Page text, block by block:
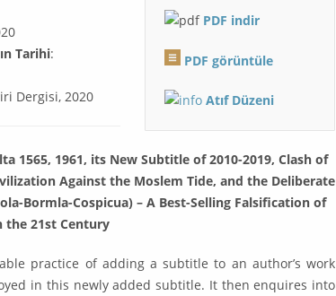
Tarihi:
Dergisi, 2020
PDF indir
PDF görüntüle
Atıf Düzeni
1565, 1961, its New Subtitle of 2010-2019, Clash of
Against the Moslem Tide, and the Deliberate
Bormla-Cospicua) – A Best-Selling Falsification of
the 21st Century
practice of adding a subtitle to an author’s work
in this newly added subtitle. It then enquires into